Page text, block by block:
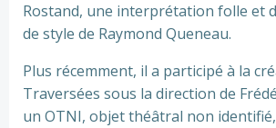
Rostand, une interprétation folle et
de style de Raymond Queneau.
Plus récemment, il a participé à la
Traversées sous la direction de
un OTNI, objet théâtral non